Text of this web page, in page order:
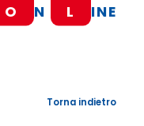
O N L INE
Torna indietro